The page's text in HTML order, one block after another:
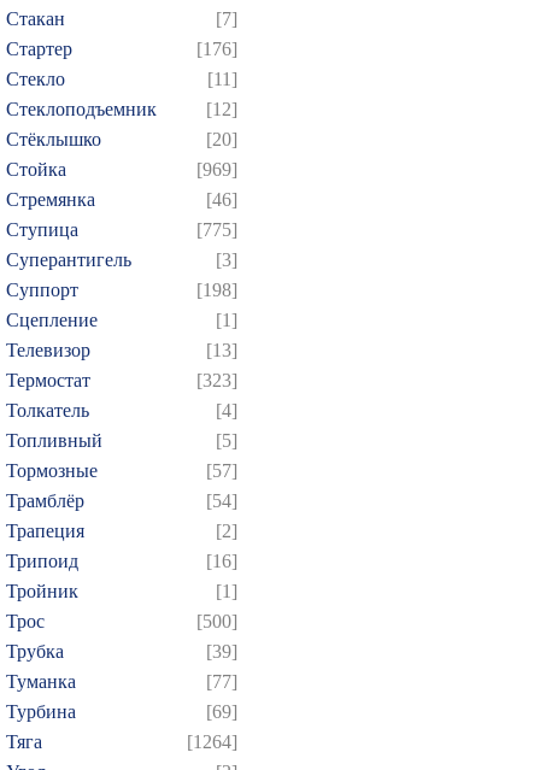
Стакан
[7]
Стартер
[176]
Стекло
[11]
Стеклоподъемник
[12]
Стёклышко
[20]
Стойка
[969]
Стремянка
[46]
Ступица
[775]
Суперантигель
[3]
Суппорт
[198]
Сцепление
[1]
Телевизор
[13]
Термостат
[323]
Толкатель
[4]
Топливный
[5]
Тормозные
[57]
Трамблёр
[54]
Трапеция
[2]
Трипоид
[16]
Тройник
[1]
Трос
[500]
Трубка
[39]
Туманка
[77]
Турбина
[69]
Тяга
[1264]